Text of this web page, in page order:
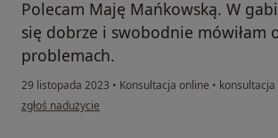
Polecam Maję Mańkowską. W
się dobrze i swobodnie mówiłam
problemach.
29 listopada 2023 • Konsultacja online • konsultacja
w opinii użytkownika Pacjent
zgłoś nadużycie